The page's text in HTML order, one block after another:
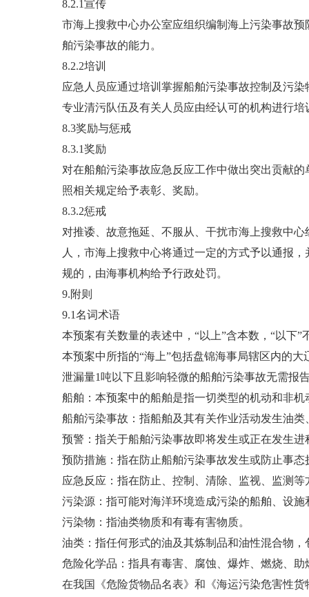
8.2.1宣传
市海上搜救中心办公室应组织编制海上污染事故
舶污染事故的能力。
8.2.2培训
应急人员应通过培训掌握船舶污染事故控制及污
专业清污队伍及有关人员应由经认可的机构进行
8.3奖励与惩戒
8.3.1奖励
对在船舶污染事故应急反应工作中做出突出贡献
照相关规定给予表彰、奖励。
8.3.2惩戒
对推诿、故意拖延、不服从、干扰市海上搜救中
人，市海上搜救中心将通过一定的方式予以通报
规的，由海事机构给予行政处罚。
9.附则
9.1名词术语
本预案有关数量的表述中，“以上”含本数，“以下”
本预案中所指的“海上”包括盘锦海事局辖区内的大
泄漏量1吨以下且影响轻微的船舶污染事故无需报
船舶：本预案中的船舶是指一切类型的机动和非
船舶污染事故：指船舶及其有关作业活动发生油
预警：指关于船舶污染事故即将发生或正在发生进
预防措施：指在防止船舶污染事故发生或防止事态
应急反应：指在防止、控制、清除、监视、监测
污染源：指可能对海洋环境造成污染的船舶、设施
污染物：指油类物质和有毒有害物质。
油类：指任何形式的油及其炼制品和油性混合物
危险化学品：指具有毒害、腐蚀、爆炸、燃烧、
在我国《危险货物品名表》和《海运污染危害性